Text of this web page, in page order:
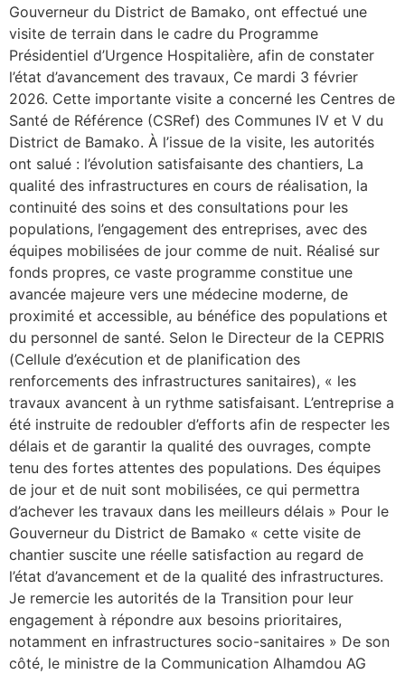
Gouverneur du District de Bamako, ont effectué une
visite de terrain dans le cadre du Programme
Présidentiel d’Urgence Hospitalière, afin de constater
l’état d’avancement des travaux, Ce mardi 3 février
2026. Cette importante visite a concerné les Centres de
Santé de Référence (CSRef) des Communes IV et V du
District de Bamako. À l’issue de la visite, les autorités
ont salué : l’évolution satisfaisante des chantiers, La
qualité des infrastructures en cours de réalisation, la
continuité des soins et des consultations pour les
populations, l’engagement des entreprises, avec des
équipes mobilisées de jour comme de nuit. Réalisé sur
fonds propres, ce vaste programme constitue une
avancée majeure vers une médecine moderne, de
proximité et accessible, au bénéfice des populations et
du personnel de santé. Selon le Directeur de la CEPRIS
(Cellule d’exécution et de planification des
renforcements des infrastructures sanitaires), « les
travaux avancent à un rythme satisfaisant. L’entreprise a
été instruite de redoubler d’efforts afin de respecter les
délais et de garantir la qualité des ouvrages, compte
tenu des fortes attentes des populations. Des équipes
de jour et de nuit sont mobilisées, ce qui permettra
d’achever les travaux dans les meilleurs délais » Pour le
Gouverneur du District de Bamako « cette visite de
chantier suscite une réelle satisfaction au regard de
l’état d’avancement et de la qualité des infrastructures.
Je remercie les autorités de la Transition pour leur
engagement à répondre aux besoins prioritaires,
notamment en infrastructures socio-sanitaires » De son
côté, le ministre de la Communication Alhamdou AG